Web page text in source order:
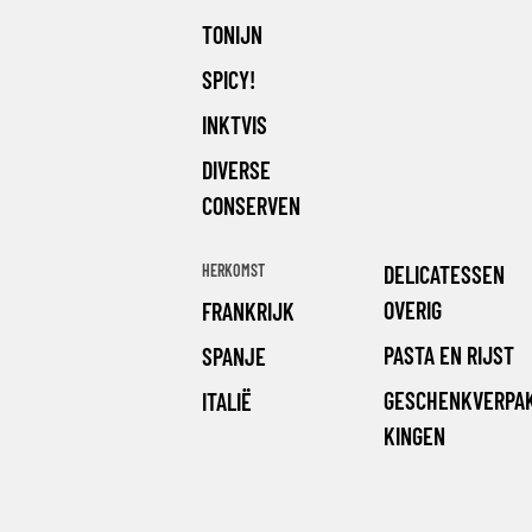
TONIJN
SPICY!
INKTVIS
DIVERSE
CONSERVEN
HERKOMST
FRANKRIJK
SPANJE
ITALIË
DELICATESSEN
OVERIG
PASTA EN RIJST
KINGEN